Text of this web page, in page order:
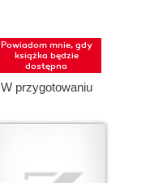
szkołach
ponadpodstawowych.
Zakres
rozszerzony
Powiadom mnie, gdy
książka będzie
dostępna
W przygotowaniu